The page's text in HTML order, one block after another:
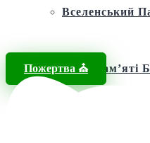
Вселенський
Фонд пам’яті
Пожертва ⛪️